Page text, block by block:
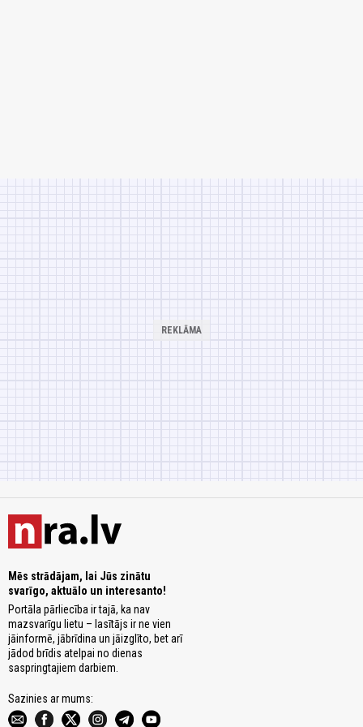
Mēs strādājam, lai Jūs zinātu
svarīgo, aktuālo un interesanto!
Portāla pārliecība ir tajā, ka nav
mazsvarīgu lietu – lasītājs ir ne vien
jāinformē, jābrīdina un jāizglīto, bet arī
jādod brīdis atelpai no dienas
saspringtajiem darbiem.
Sazinies ar mums: